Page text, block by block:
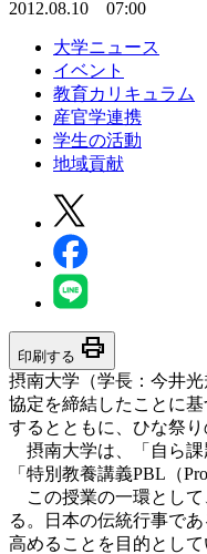
2012.08.10 07:00
大学ニュース
イベント
教育カリキュラム
産官学連携
学生の活動
地域貢献
印刷する print
摂南大学（学長：今井
協定を締結したことに
するとともに、ひな祭
摂南大学は、「自ら課
「特別教養講義PBL（
この授業の一環として
る。日本の伝統行事で
高めることを目的として